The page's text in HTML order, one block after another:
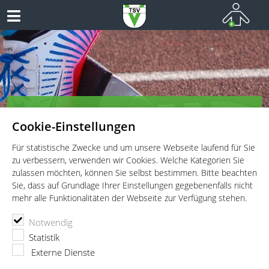
Cookie-Einstellungen
Für statistische Zwecke und um unsere Webseite laufend für Sie
zu verbessern, verwenden wir Cookies. Welche Kategorien Sie
zulassen möchten, können Sie selbst bestimmen. Bitte beachten
Sie, dass auf Grundlage Ihrer Einstellungen gegebenenfalls nicht
mehr alle Funktionalitäten der Webseite zur Verfügung stehen.
Notwendig
Statistik
Externe Dienste
Leichtathletik für Wettkämpfer, Leistungssportler und
Freitzeitathleten
TSV Vaterstetten e.V.
Bayerische Senioren-Mehrkampfmeisterschaft
Bayerische Senioren-